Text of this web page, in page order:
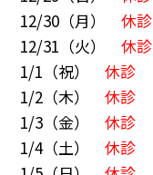
12/30（月）休診
12/31（火）休診
1/1（祝）休診
1/2（木）休診
1/3（金）休診
1/4（土）休診